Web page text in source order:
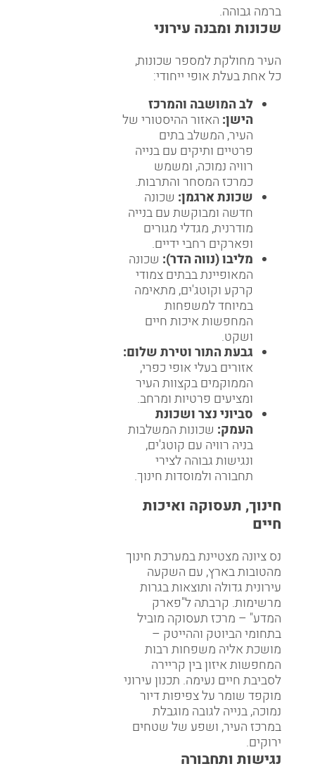
ברמה גבוהה.
שכונות ומבנה עירוני
העיר מחולקת למספר שכונות,
כל אחת בעלת אופי ייחודי:
לב המושבה והמרכז
הישן: האזור ההיסטורי של
העיר, המשלב בתים
פרטיים ותיקים עם בנייה
רוויה נמוכה, ומשמש
כמרכז המסחר והתרבות.
שכונת ארגמן: שכונה
חדשה ומבוקשת עם בנייה
מודרנית, מגדלי מגורים
ופארקים רחבי ידיים.
מליבו (נווה הדר): שכונה
המאופיינת בבתים צמודי
קרקע וקוטג'ים, מתאימה
במיוחד למשפחות
המחפשות איכות חיים
ושקט.
גבעת התור וטירת שלום:
אזורים בעלי אופי כפרי,
הממוקמים בקצוות העיר
ומציעים פרטיות ומרחב.
סביוני נצר ושכונת
העמק: שכונות המשלבות
בניה רוויה עם קוטג'ים,
ונגישות גבוהה לצירי
תחבורה ולמוסדות חינוך.
חינוך, תעסוקה ואיכות
חיים
נס ציונה מצטיינת במערכת חינוך
מהטובות בארץ, עם השקעה
עירונית גדולה ותוצאות בגרות
מרשימות. קרבתה ל"פארק
המדע" – מרכז תעסוקה מוביל
בתחומי הביוטק וההייטק –
מושכת אליה משפחות רבות
המחפשות איזון בין קריירה
לסביבת חיים נעימה. תכנון עירוני
מוקפד שומר על צפיפות דיור
נמוכה, בנייה לגובה מוגבלת
במרכז העיר, ושפע של שטחים
ירוקים.
נגישות ותחבורה